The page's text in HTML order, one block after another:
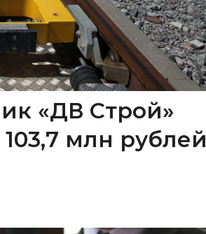
«ДВ Строй»
млн рублей